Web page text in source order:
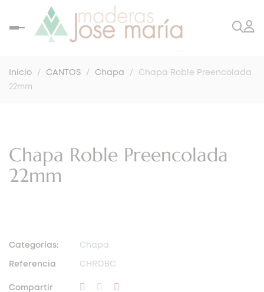
Navegación
Inicio CANTOS Chapa
Chapa Roble Preencolada
22mm
Chapa Roble Preencolada
22mm
Categorías: Chapa
Referencia CHROBC
Compartir